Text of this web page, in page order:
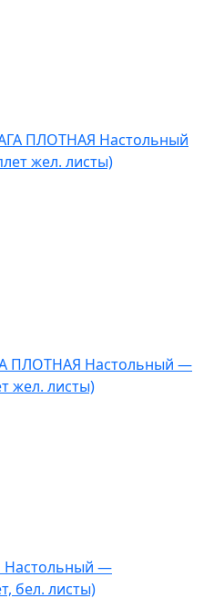
ПЛОТНАЯ Настольный —
жел. листы)